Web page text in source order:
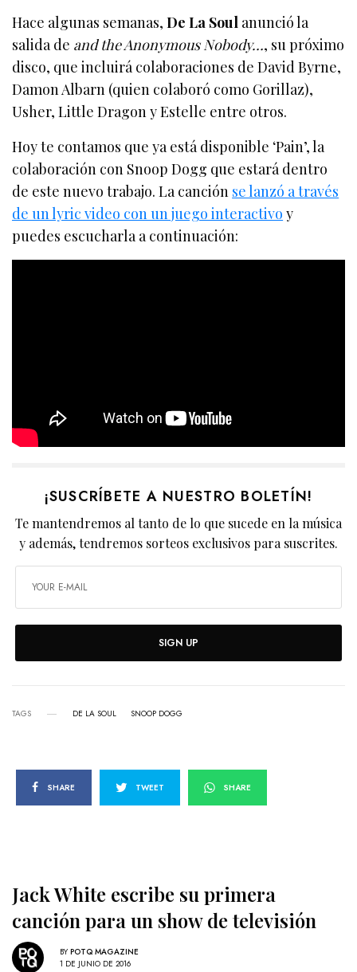
Hace algunas semanas,De La Soul anunció la
salida de and the Anonymous Nobody…, su próximo
disco, que incluirá colaboraciones de David Byrne,
Damon Albarn (quien colaboró como Gorillaz),
Usher, Little Dragon y Estelle entre otros.
Hoy te contamos que ya está disponible ‘Pain’, la
colaboración con Snoop Dogg que estará dentro
de este nuevo trabajo. La canción se lanzó a través
de un lyric video con un juego interactivo y
puedes escucharla a continuación:
¡SUSCRÍBETE A NUESTRO BOLETÍN!
Te mantendremos al tanto de lo que sucede en la música
y además, tendremos sorteos exclusivos para suscrites.
SIGN UP
TAGS DE LA SOUL SNOOP DOGG
SHARE TWEET SHARE
Jack White escribe su primera
canción para un show de televisión
BY POTQ MAGAZINE
1 DE JUNIO DE 2016